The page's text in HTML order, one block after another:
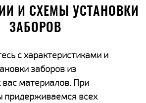
И СХЕМЫ УСТАНОВКИ
ЗАБОРОВ
с характеристиками и
заборов из
материалов. При
придерживаемся всех